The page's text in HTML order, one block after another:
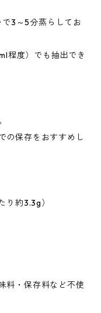
3～5分蒸らしてお
程度）でも抽出でき
の保存をおすすめし
り約3.3g）
料・保存料など不使